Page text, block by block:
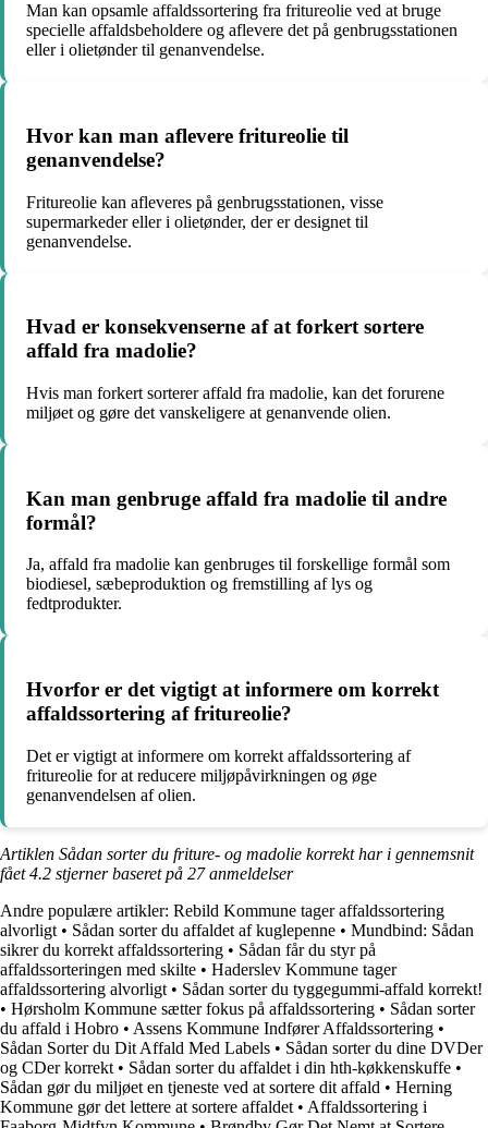
Man kan opsamle affaldssortering fra fritureolie ved at bruge
specielle affaldsbeholdere og aflevere det på genbrugsstationen
eller i olietønder til genanvendelse.
Hvor kan man aflevere fritureolie til
genanvendelse?
Fritureolie kan afleveres på genbrugsstationen, visse
supermarkeder eller i olietønder, der er designet til
genanvendelse.
Hvad er konsekvenserne af at forkert sortere
affald fra madolie?
Hvis man forkert sorterer affald fra madolie, kan det forurene
miljøet og gøre det vanskeligere at genanvende olien.
Kan man genbruge affald fra madolie til andre
formål?
Ja, affald fra madolie kan genbruges til forskellige formål som
biodiesel, sæbeproduktion og fremstilling af lys og
fedtprodukter.
Hvorfor er det vigtigt at informere om korrekt
affaldssortering af fritureolie?
Det er vigtigt at informere om korrekt affaldssortering af
fritureolie for at reducere miljøpåvirkningen og øge
genanvendelsen af olien.
Artiklen Sådan sorter du friture- og madolie korrekt har i gennemsnit
fået4.2 stjerner baseret på 27anmeldelser
Andre populære artikler: Rebild Kommune tager affaldssortering
alvorligt • Sådan sorter du affaldet af kuglepenne • Mundbind: Sådan
sikrer du korrekt affaldssortering • Sådan får du styr på
affaldssorteringen med skilte • Haderslev Kommune tager
affaldssortering alvorligt • Sådan sorter du tyggegummi-affald korrekt!
• Hørsholm Kommune sætter fokus på affaldssortering • Sådan sorter
du affald i Hobro • Assens Kommune Indfører Affaldssortering •
Sådan Sorter du Dit Affald Med Labels • Sådan sorter du dine DVDer
og CDer korrekt • Sådan sorter du affaldet i din hth-køkkenskuffe •
Sådan gør du miljøet en tjeneste ved at sortere dit affald • Herning
Kommune gør det lettere at sortere affaldet • Affaldssortering i